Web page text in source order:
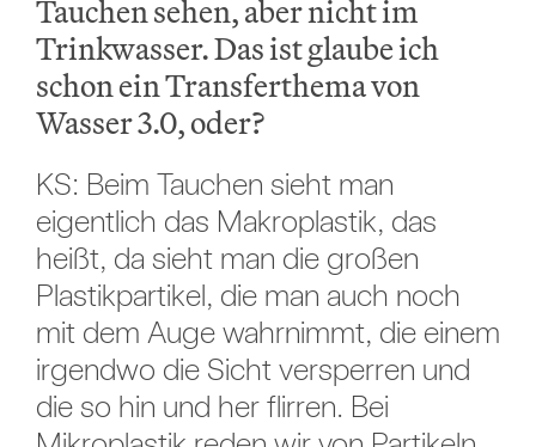
Tauchen sehen, aber nicht im
Trinkwasser. Das ist glaube ich
schon ein Transferthema von
Wasser 3.0, oder?
KS: Beim Tauchen sieht man
eigentlich das Makroplastik, das
heißt, da sieht man die großen
Plastikpartikel, die man auch noch
mit dem Auge wahrnimmt, die einem
irgendwo die Sicht versperren und
die so hin und her flirren. Bei